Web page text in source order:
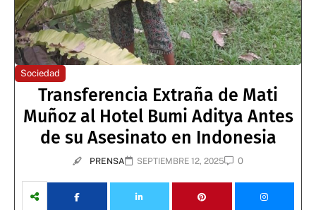
Sociedad
Transferencia Extraña de Mati
Muñoz al Hotel Bumi Aditya Antes
de su Asesinato en Indonesia
PRENSA SEPTIEMBRE 12, 2025 0